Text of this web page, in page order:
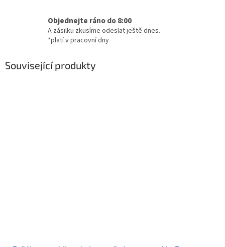
Objednejte ráno do 8:00
A zásilku zkusíme odeslat ještě dnes.
*platí v pracovní dny
Související produkty